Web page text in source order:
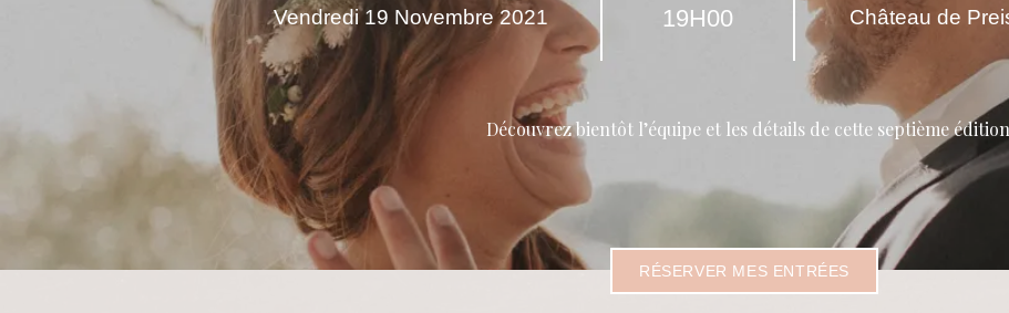
Vendredi 19 Novembre 2021 19H00 Château de
Découvrez bientôt l’équipe et les détails de cette septième
RÉSERVER MES ENTRÉES